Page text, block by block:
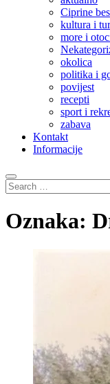
Ciprine
kultura i
more i
okolica
politika i
povijest
recepti
sport i
zabava
Kontakt
Informacije
Search
…
Oznaka: